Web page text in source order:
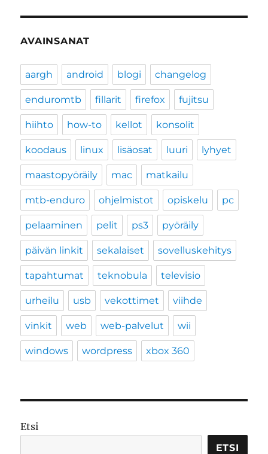
AVAINSANAT
aargh android blogi changelog
enduromtb fillarit firefox fujitsu
hiihto how-to kellot konsolit
koodaus linux lisäosat luuri lyhyet
maastopyöräily mac matkailu
mtb-enduro ohjelmistot opiskelu pc
pelaaminen pelit ps3 pyöräily
päivän linkit sekalaiset sovelluskehitys
tapahtumat teknobula televisio
urheilu usb vekottimet viihde
vinkit web web-palvelut wii
windows wordpress xbox 360
Etsi
ETSI